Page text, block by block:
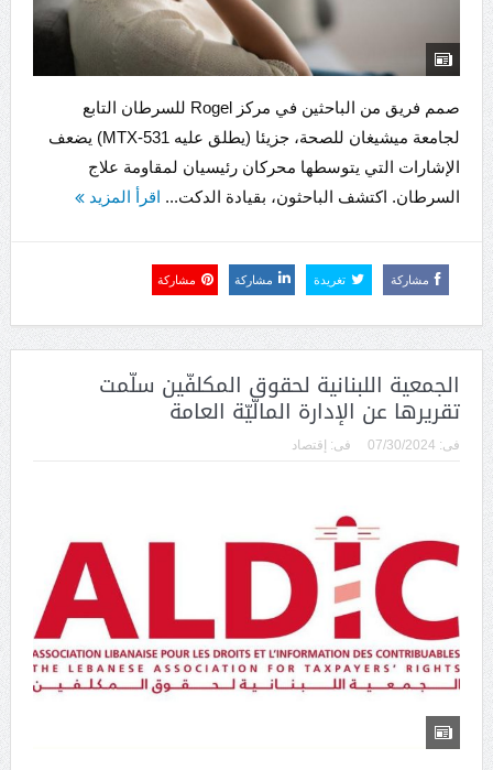
صمم فريق من الباحثين في مركز Rogel للسرطان التابع
لجامعة ميشيغان للصحة، جزيئا (يطلق عليه MTX-531) يضعف
الإشارات التي يتوسطها محركان رئيسيان لمقاومة علاج
السرطان. اكتشف الباحثون، بقيادة الدكت... اقرأ المزيد
مشاركة تغريدة مشاركة مشاركة
الجمعية اللبنانية لحقوق المكلفّين سلّمت
تقريرها عن الإدارة المالّيّة العامة
فى: 07/30/2024 فى: إقتصاد